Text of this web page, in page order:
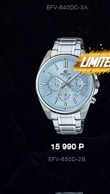
EFV-640DC-3A
15 990P
EFV-650D-2B